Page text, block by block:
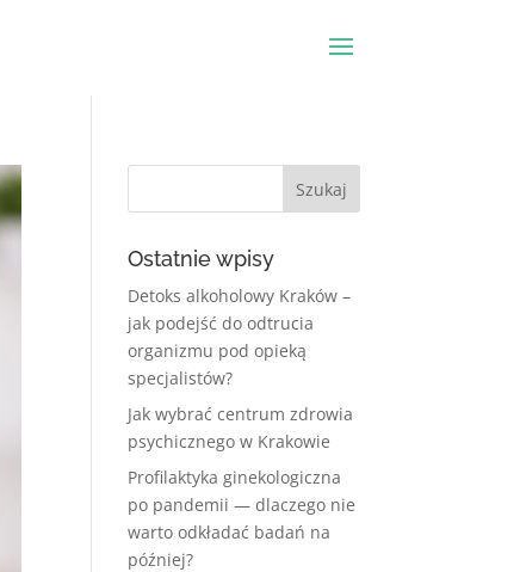
Ostatnie wpisy
Detoks alkoholowy Kraków –
jak podejść do odtrucia
organizmu pod opieką
specjalistów?
Jak wybrać centrum zdrowia
psychicznego w Krakowie
Profilaktyka ginekologiczna
po pandemii — dlaczego nie
warto odkładać badań na
później?